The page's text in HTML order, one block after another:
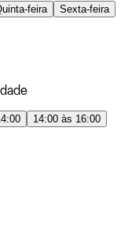
feira
Sexta-feira
14:00 às 16:00